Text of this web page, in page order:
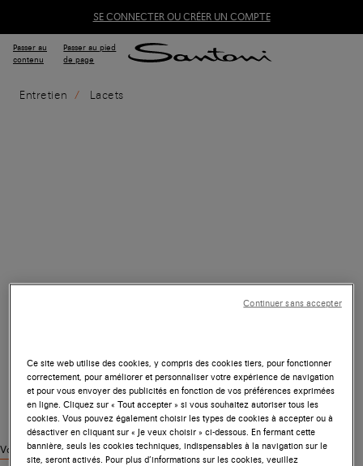
SE CONNECTER OU CRÉER UN COMPTE
Passer au
contenu
Passer au pied
de page
Entretien Lacets
Voir des produits similaires
Ce site web utilise des cookies, y compris des cookies tiers, pour fonctionner
correctement, pour améliorer et personnaliser votre expérience de navigation
et pour vous envoyer des publicités en fonction de vos préférences exprimées
en ligne. Cliquez sur « Tout accepter » si vous souhaitez autoriser tous les
cookies. Vous pouvez également choisir les types de cookies à accepter ou à
désactiver en cliquant sur « Je veux choisir » ci-dessous. En fermant cette
bannière, seuls les cookies techniques, indispensables à la navigation sur le
site, seront activés. Pour plus d’informations sur les cookies, veuillez
Continuer sans accepter